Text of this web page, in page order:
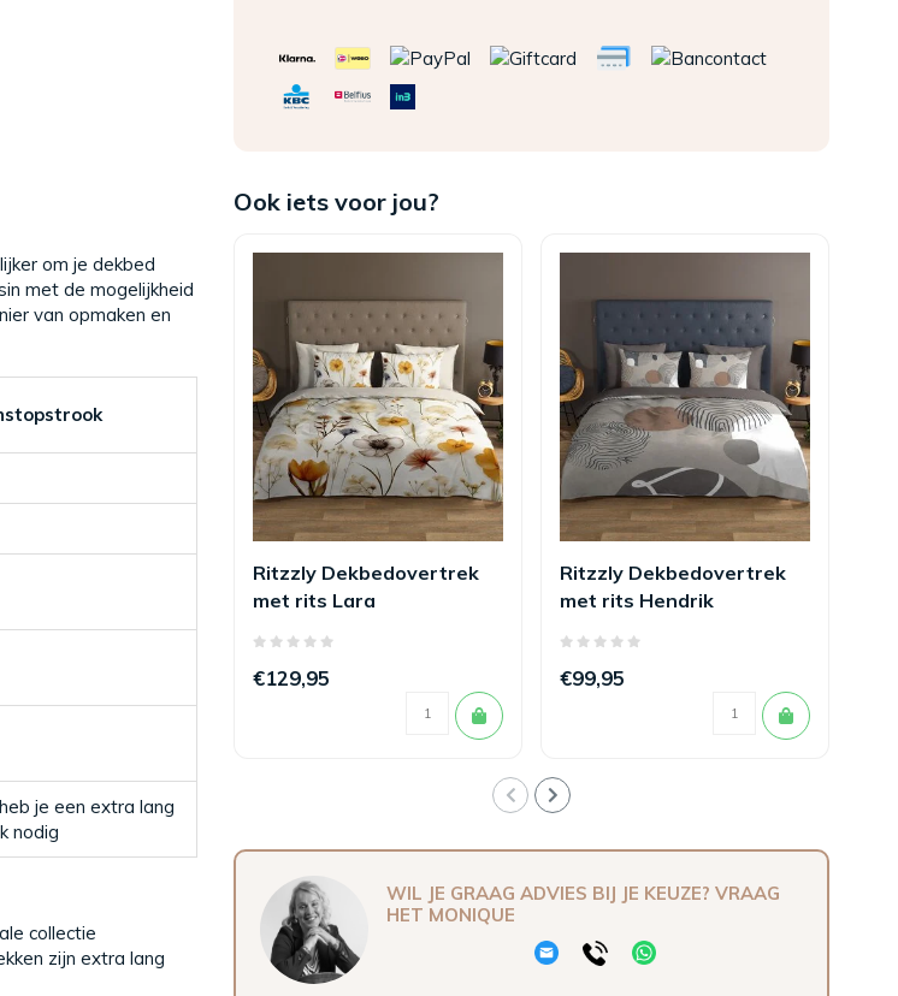
om je dekbed
met de mogelijkheid
van opmaken en
je een extra lang
nodig
collectie
zijn extra lang
Ook iets voor jou?
Ritzzly Dekbedovertrek
met rits Lara
€129,95
Ritzzly Dekbedovertrek
met rits Hendrik
€99,95
WIL JE GRAAG ADVIES BIJ JE KEUZE? VRAAG
HET MONIQUE